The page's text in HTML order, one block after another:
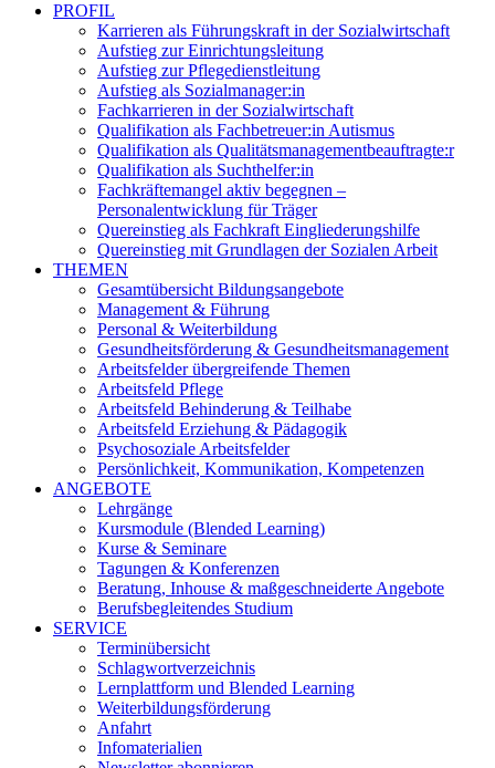
PROFIL
Karrieren als Führungskraft in der Sozialwirtschaft
Aufstieg zur Einrichtungsleitung
Aufstieg zur Pflegedienstleitung
Aufstieg als Sozialmanager:in
Fachkarrieren in der Sozialwirtschaft
Qualifikation als Fachbetreuer:in Autismus
Qualifikation als Qualitätsmanagementbeauftragte:r
Qualifikation als Suchthelfer:in
Fachkräftemangel aktiv begegnen –
Personalentwicklung für Träger
Quereinstieg als Fachkraft Eingliederungshilfe
Quereinstieg mit Grundlagen der Sozialen Arbeit
THEMEN
Gesamtübersicht Bildungsangebote
Management & Führung
Personal & Weiterbildung
Gesundheitsförderung & Gesundheitsmanagement
Arbeitsfelder übergreifende Themen
Arbeitsfeld Pflege
Arbeitsfeld Behinderung & Teilhabe
Arbeitsfeld Erziehung & Pädagogik
Psychosoziale Arbeitsfelder
Persönlichkeit, Kommunikation, Kompetenzen
ANGEBOTE
Lehrgänge
Kursmodule (Blended Learning)
Kurse & Seminare
Tagungen & Konferenzen
Beratung, Inhouse & maßgeschneiderte Angebote
Berufsbegleitendes Studium
SERVICE
Terminübersicht
Schlagwortverzeichnis
Lernplattform und Blended Learning
Weiterbildungsförderung
Anfahrt
Infomaterialien